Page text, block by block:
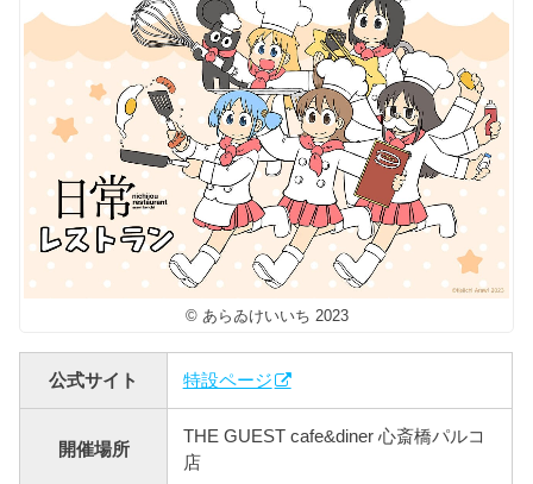
© あらゐけいいち 2023
公式サイト 特設ページ
開催場所
THE GUEST cafe&diner 心斎橋パルコ
店